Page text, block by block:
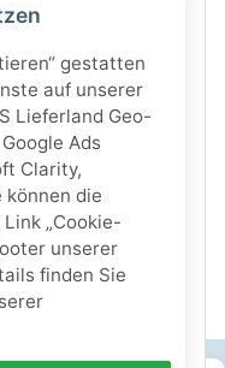
gestatten
auf unserer
Lieferland Geo-
Ads
Clarity,
können die
„Cookie-
unserer
finden Sie